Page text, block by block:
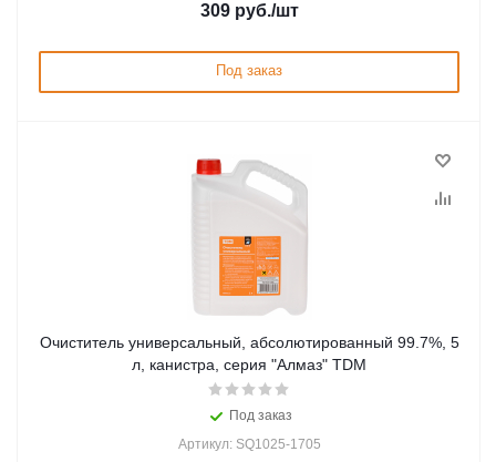
309руб./шт
Под заказ
Очиститель универсальный, абсолютированный 99.7%, 5
л, канистра, серия "Алмаз" TDM
Под заказ
Артикул: SQ1025-1705